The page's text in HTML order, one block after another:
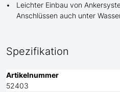
Leichter Einbau von
Anschlüssen auch unter
Spezifikation
Artikelnummer
52403